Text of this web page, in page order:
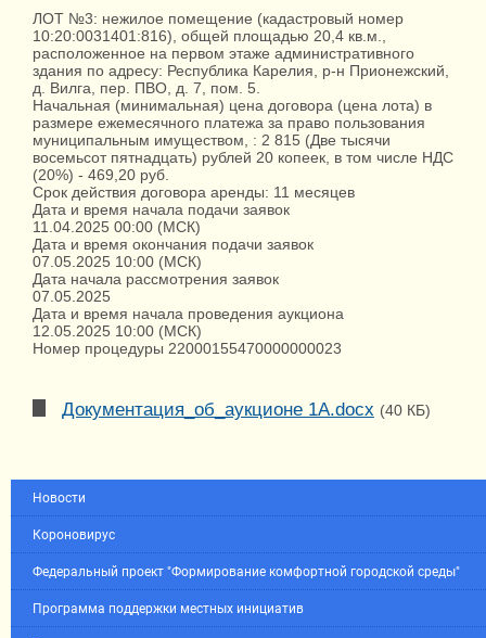
ЛОТ №3: нежилое помещение (кадастровый номер
10:20:0031401:816), общей площадью 20,4 кв.м.,
расположенное на первом этаже административного
здания по адресу: Республика Карелия, р-н Прионежский,
д. Вилга, пер. ПВО, д. 7, пом. 5.
Начальная (минимальная) цена договора (цена лота) в
размере ежемесячного платежа за право пользования
муниципальным имуществом, : 2 815 (Две тысячи
восемьсот пятнадцать) рублей 20 копеек, в том числе НДС
(20%) - 469,20 руб.
Срок действия договора аренды: 11 месяцев
Дата и время начала подачи заявок
11.04.2025 00:00 (МСК)
Дата и время окончания подачи заявок
07.05.2025 10:00 (МСК)
Дата начала рассмотрения заявок
07.05.2025
Дата и время начала проведения аукциона
12.05.2025 10:00 (МСК)
Номер процедуры 22000155470000000023
Документация_об_аукционе 1А.docx (40 КБ)
Новости
Короновирус
Федеральный проект "Формирование комфортной городской среды"
Программа поддержки местных инициатив